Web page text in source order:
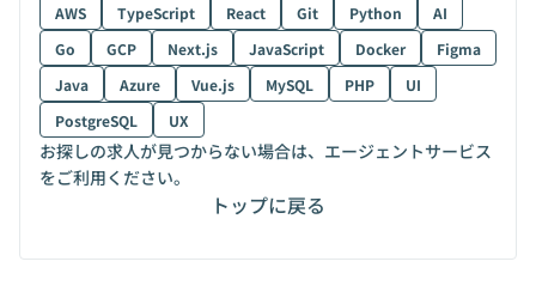
AWS TypeScript React Git Python
AI
Go
GCP Next.js JavaScript Docker
Figma
Java
Azure Vue.js MySQL PHP
UI
PostgreSQL
UX
お探しの求人が見つからない場合は、エージェントサービス
をご利用ください。
トップに戻る